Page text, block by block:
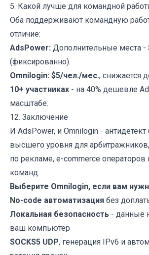
5. Какой лучше для командной
Оба поддерживают командную
отличие:
AdsPower: Дополнительные места -
(фиксированно).
Omnilogin: $5/чел./мес., снижается
10+ участниках - на 40% дешевле
масштабе.
12. Заключение
И AdsPower, и Omnilogin -
высшего уровня для
по рекламе, e-commerce операторов
команд.
Выберите Omnilogin, если вам
No-code автоматизация без
Локальная безопасность - данные
ваш компьютер
SOCKS5 UDP, генерация IPv6 и